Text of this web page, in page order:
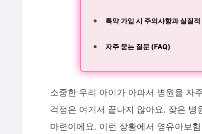
특약 가입 시 주의사항과 실질
자주 묻는 질문 (FAQ)
소중한 우리 아이가 아파서 병원을 자
걱정은 여기서 끝나지 않아요. 잦은
마련이에요. 이런 상황에서 영유아보